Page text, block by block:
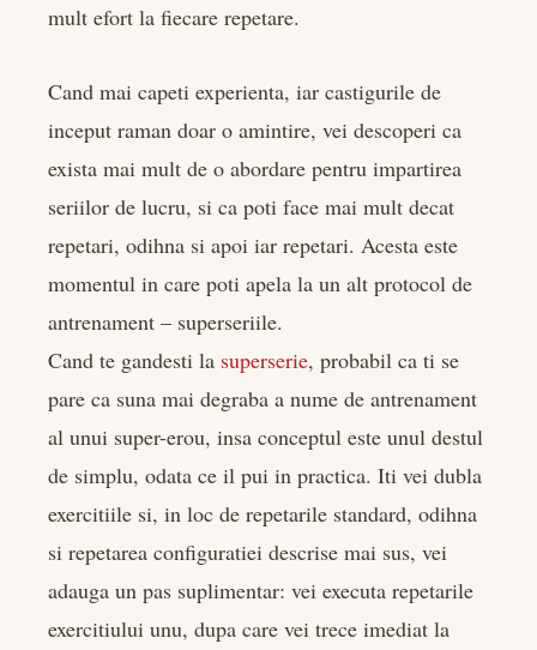
mult efort la fiecare repetare.
Cand mai capeti experienta, iar castigurile de
inceput raman doar o amintire, vei descoperi ca
exista mai mult de o abordare pentru impartirea
seriilor de lucru, si ca poti face mai mult decat
repetari, odihna si apoi iar repetari. Acesta este
momentul in care poti apela la un alt protocol de
antrenament – superseriile.
Cand te gandesti la superserie, probabil ca ti se
pare ca suna mai degraba a nume de antrenament
al unui super-erou, insa conceptul este unul destul
de simplu, odata ce il pui in practica. Iti vei dubla
exercitiile si, in loc de repetarile standard, odihna
si repetarea configuratiei descrise mai sus, vei
adauga un pas suplimentar: vei executa repetarile
exercitiului unu, dupa care vei trece imediat la